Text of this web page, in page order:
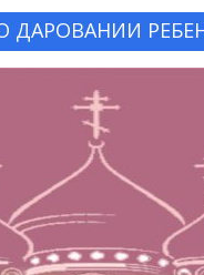
ДАРОВАНИИ